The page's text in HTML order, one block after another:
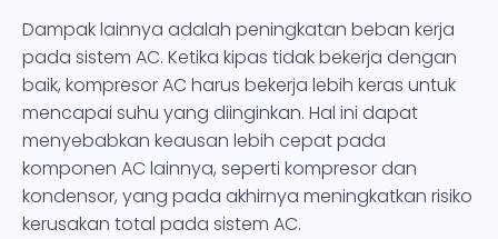
Dampak lainnya adalah peningkatan beban kerja
pada sistem AC. Ketika kipas tidak bekerja dengan
baik, kompresor AC harus bekerja lebih keras untuk
mencapai suhu yang diinginkan. Hal ini dapat
menyebabkan keausan lebih cepat pada
komponen AC lainnya, seperti kompresor dan
kondensor, yang pada akhirnya meningkatkan risiko
kerusakan total pada sistem AC.